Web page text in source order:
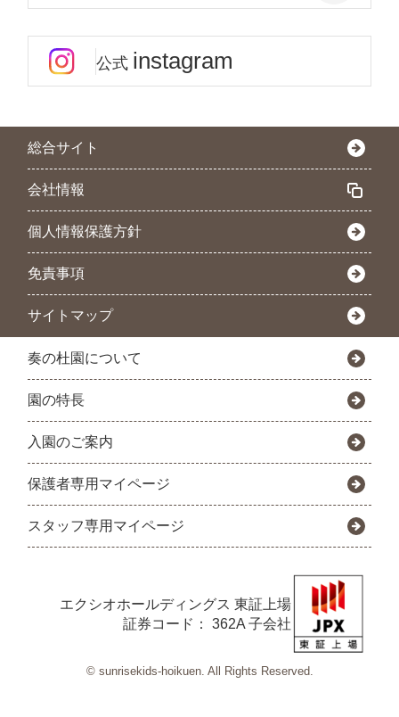
公式 instagram
総合サイト
会社情報
個人情報保護方針
免責事項
サイトマップ
奏の杜園について
園の特長
入園のご案内
保護者専用マイページ
スタッフ専用マイページ
エクシオホールディングス 東証上場
証券コード： 362A 子会社
© sunrisekids-hoikuen. All Rights Reserved.